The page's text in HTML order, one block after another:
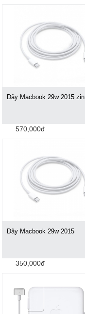
Dây Macbook 29w 2015 zin
570,000đ
Dây Macbook 29w 2015
350,000đ